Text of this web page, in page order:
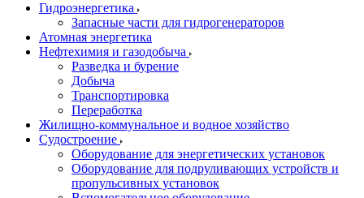
Гидроэнергетика
Запасные части для гидрогенераторов
Атомная энергетика
Нефтехимия и газодобыча
Разведка и бурение
Добыча
Транспортировка
Переработка
Жилищно-коммунальное и водное хозяйство
Судостроение
Оборудование для энергетических установок
Оборудование для подруливающих устройств и
пропульсивных установок